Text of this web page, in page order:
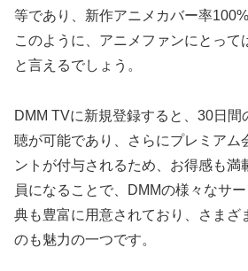
等であり、新作アニメカバー率
このように、アニメファンにとって
と言えるでしょう。
DMM TVに新規登録すると、30日間
聴が可能であり、さらにプレミアム
ントが付与されるため、お得感も満
員になることで、DMMの様々なサ
典も豊富に用意されており、さまざ
のも魅力の一つです。